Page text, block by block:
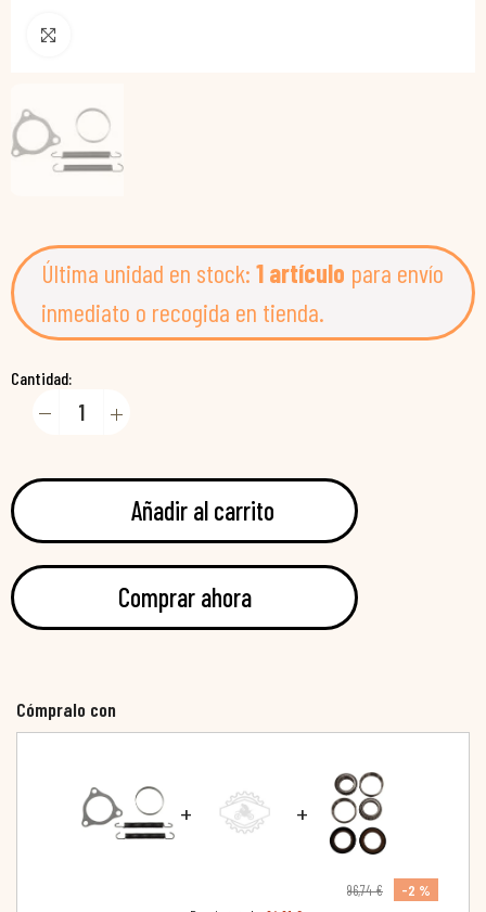
Última unidad en stock: 1 artículo para envío
inmediato o recogida en tienda.
Cantidad:
Añadir al carrito
Comprar ahora
Cómpralo con
+ +
96,74 €
-2 %